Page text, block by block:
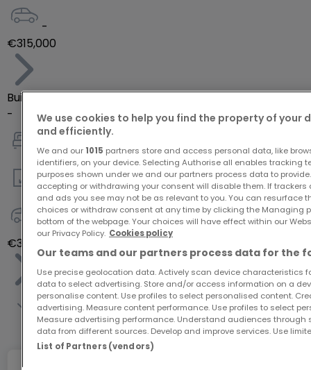
-
€315,000
Building land
-
-
443m²
-
€341,000
See entire list
We use cookies to help you find the property of your
and efficiently.
We and our 1015 partners store and access personal data, like
identifiers, on your device. Selecting Authorise all enables tracking
purposes shown under we and our partners process data to
accepting or withdrawing your consent will disable them. If
and ads you see may not be as relevant to you. You can resurface
choices or withdraw consent at any time by clicking the Managing
bottom of the webpage. Your choices will have effect within our
our Privacy Policy. Cookies policy
Our teams and our partners process data for the
Use precise geolocation data. Actively scan device characteristics
data to select advertising. Store and/or access information on a
personalise content. Use profiles to select personalised content.
advertising. Measure content performance. Use profiles to select
Measure advertising performance. Understand audiences
data from different sources. Develop and improve services. Use
List of Partners (vendors)